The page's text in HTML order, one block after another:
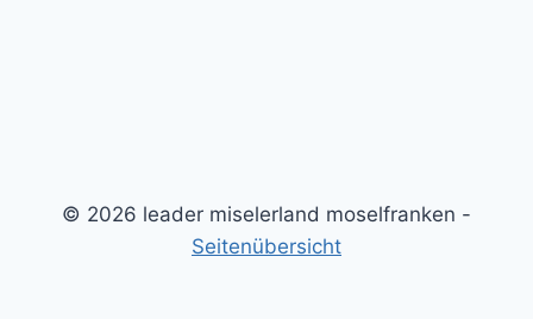
© 2026 leader miselerland moselfranken -
Seitenübersicht